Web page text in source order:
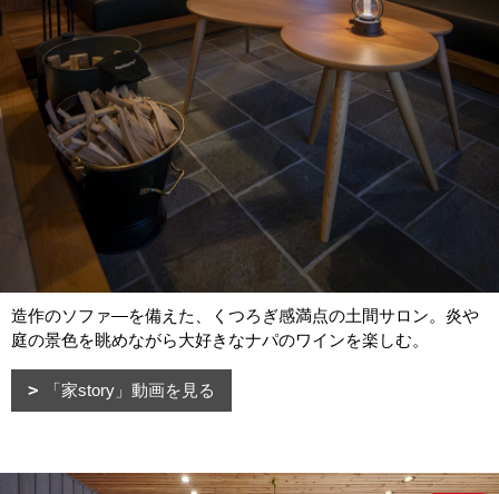
造作のソファ―を備えた、くつろぎ感満点の土間サロン。炎や
庭の景色を眺めながら大好きなナパのワインを楽しむ。
「家story」動画を見る